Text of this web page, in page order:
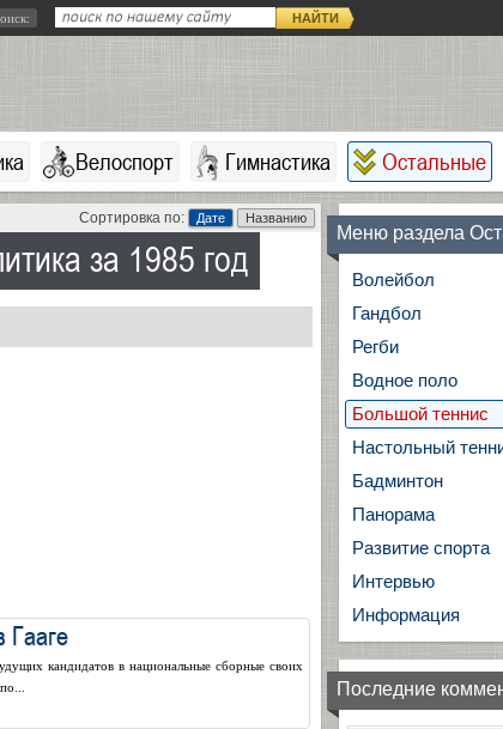
НАЙТИ
Велоспорт Гимнастика Остальные
Сортировка по: Дате Названию
за 1985 год
кандидатов в национальные сборные своих
Меню раздела
Волейбол
Гандбол
Регби
Водное поло
Большой теннис
Настольный
Бадминтон
Панорама
Развитие спорта
Интервью
Информация
Последние